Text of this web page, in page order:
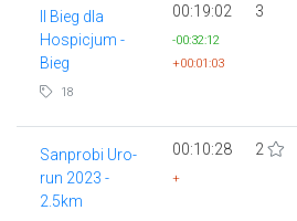
II Bieg dla
Hospicjum -
Bieg
18
00:19:02
-00:32:12
+00:01:03
3
Sanprobi Uro-
run 2023 -
2.5km
00:10:28
+
2